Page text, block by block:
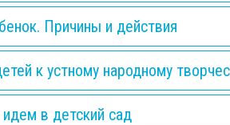
Причины и действия
к устному народному
в детский сад